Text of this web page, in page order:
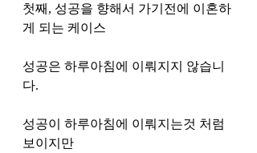
첫째, 성공을 향해서 가기전에 이혼하
게 되는 케이스
성공은 하루아침에 이뤄지지 않습니
다.
성공이 하루아침에 이뤄지는것 처럼
보이지만